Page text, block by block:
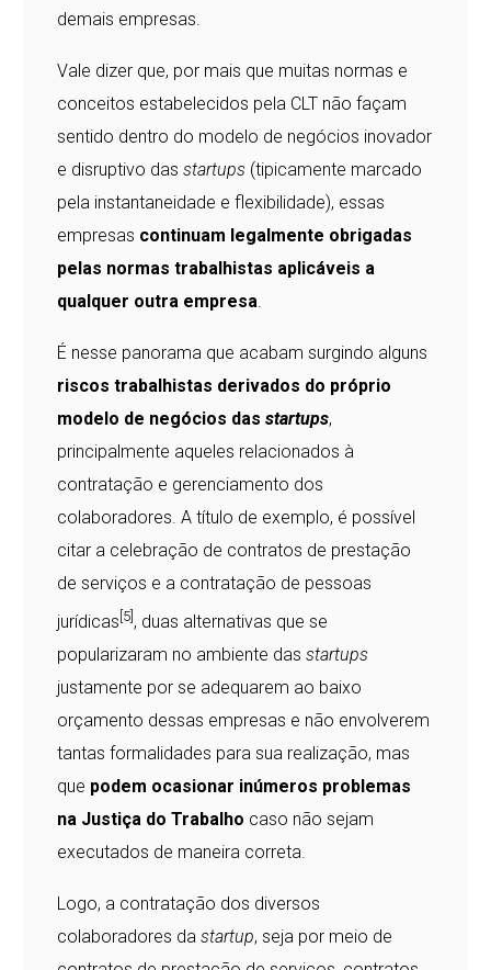
demais empresas.
Vale dizer que, por mais que muitas normas e
conceitos estabelecidos pela CLT não façam
sentido dentro do modelo de negócios inovador
e disruptivo dasstartups (tipicamente marcado
pela instantaneidade e flexibilidade), essas
empresas continuam legalmente obrigadas
pelas normas trabalhistas aplicáveis a
qualquer outra empresa
É nesse panorama que acabam surgindo alguns
riscos trabalhistas derivados do próprio
modelo de negócios dasstartups,
principalmente aqueles relacionados à
contratação e gerenciamento dos
colaboradores. A título de exemplo, é possível
citar a celebração de contratos de prestação
de serviços e a contratação de pessoas
jurídicas [5] , duas alternativas que se
popularizaram no ambiente dasstartups
justamente por se adequarem ao baixo
orçamento dessas empresas e não envolverem
tantas formalidades para sua realização, mas
que podem ocasionar inúmeros problemas
na Justiça do Trabalho caso não sejam
executados de maneira correta.
Logo, a contratação dos diversos
colaboradores dastartup, seja por meio de